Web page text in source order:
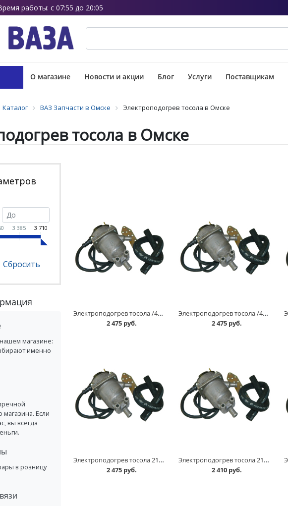
работы: с 07:55 до 20:05
О магазине Новости и акции Блог Услуги Поставщикам
Каталог ВАЗ Запчасти в Омске Электроподогрев тосола в Омске
тосола в Омске
3 385 3 710
магазине:
именно
Если
вы всегда
в розницу
Электроподогрев тосола /402/ г.ТЮМЕНЬ в Омске
2 475 руб.
Электроподогрев тосола /406/ г.ТЮМЕНЬ в Омске
2 475 руб.
Электроподогрев тосола 2104-2107 /инжектор/ г.ТЮМЕНЬ в Омске
2 475 руб.
Электроподогрев тосола 2108-015 /8-кл./ г.ТЮМЕНЬ в Омске
2 410 руб.